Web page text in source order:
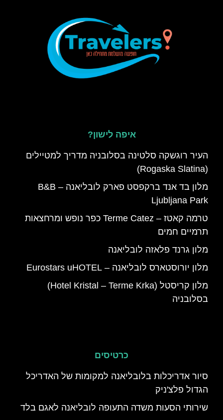
איפה לישון?
העיר רוגשקה סלטינה בסלובניה מדריך למטיילים
(Rogaska Slatina)
מלון בד אנד ברקפסט פארק לובליאנה – B&B
Ljubljana Park
טרמה קאטז – Terme Catez כפר נופש ומרחצאות
תרמיים חמים
מלון גרנד פלאזה לובליאנה
מלון יורוסטארס לובליאנה – Eurostars uHOTEL
מלון קריסטל (Hotel Kristal – Terme Krka)
בסלובניה
כרטיסים
סיור אדריכלות בלובליאנה למקומות של האדריכל
הגדול פלצ'ניק
שירותי הסעות משדה התעופה לובליאנה לאגם בלד